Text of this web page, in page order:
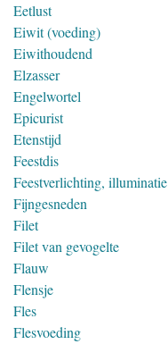
Eetlust
Eiwit (voeding)
Eiwithoudend
Elzasser
Engelwortel
Epicurist
Etenstijd
Feestdis
Feestverlichting, illuminatie
Fijngesneden
Filet
Filet van gevogelte
Flauw
Flensje
Fles
Flesvoeding